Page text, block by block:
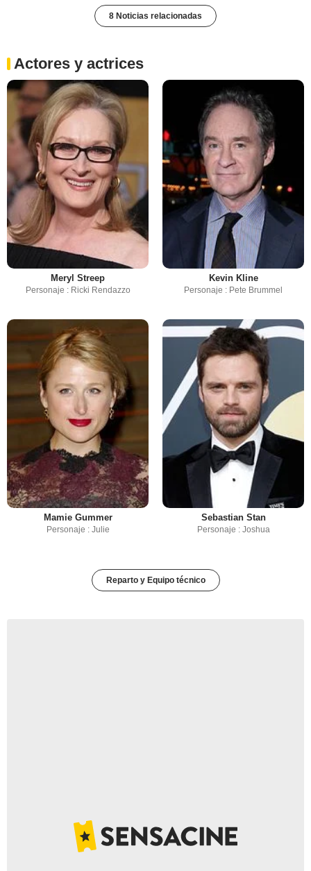
8 Noticias relacionadas
Actores y actrices
Meryl Streep
Personaje : Ricki Rendazzo
Kevin Kline
Personaje : Pete Brummel
Mamie Gummer
Personaje : Julie
Sebastian Stan
Personaje : Joshua
Reparto y Equipo técnico